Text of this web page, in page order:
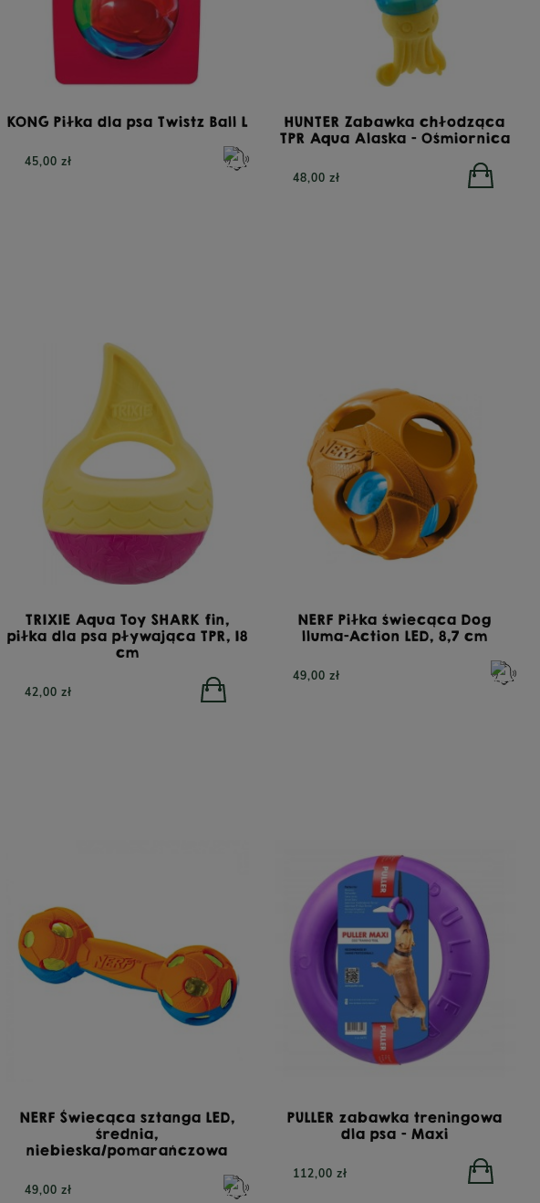
450,00 zł
PERRO Struś z cukinią dla psów dorosłych 400g PERRO
KONG Piłka dla psa Twistz Ball L
45,00 zł
HUNTER Zabawka chłodząca
TPR Aqua Alaska - Ośmiornica
48,00 zł
TRIXIE Aqua Toy SHARK fin,
piłka dla psa pływająca TPR, 18
cm
42,00 zł
NERF Piłka świecąca Dog
lluma-Action LED, 8,7 cm
49,00 zł
NERF Świecąca sztanga LED,
średnia,
niebieska/pomarańczowa
49,00 zł
PULLER zabawka treningowa
dla psa - Maxi
112,00 zł